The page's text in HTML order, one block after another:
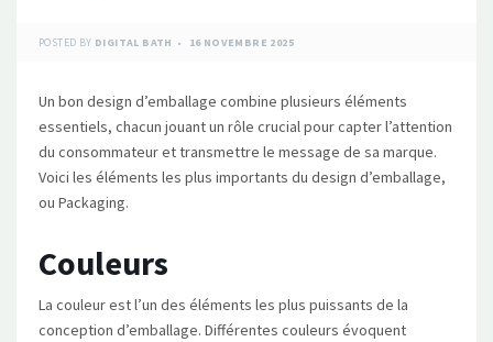
POSTED BY DIGITAL BATH 16 NOVEMBRE 2025
Un bon design d’emballage combine plusieurs éléments
essentiels, chacun jouant un rôle crucial pour capter l’attention
du consommateur et transmettre le message de sa marque.
Voici les éléments les plus importants du design d’emballage,
ou Packaging.
Couleurs
La couleur est l’un des éléments les plus puissants de la
conception d’emballage. Différentes couleurs évoquent